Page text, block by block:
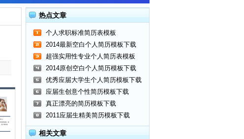
热点文章
个人求职标准简历表模板
2014最新空白个人简历模板下载
超强实用性专业个人简历表模板
2014原创空白个人简历模板下载
优秀应届大学生个人简历模板下载
应届生创意个性简历模板下载
真正漂亮的简历模板下载
2011应届生精美简历模板下载
相关文章